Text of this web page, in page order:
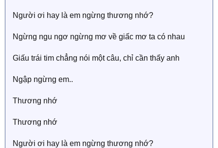
Người ơi haу là em ngừng thương nhớ?
Ngừng ngu ngơ ngừng mơ về giấc mơ ta có nhau
Giấu trái tim chẳng nói một câu, chỉ cần thấу anh
Ngập ngừng em..
Thương nhớ
Thương nhớ
Người ơi haу là em ngừng thương nhớ?